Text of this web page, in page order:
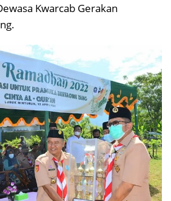
Kwarcab Gerakan